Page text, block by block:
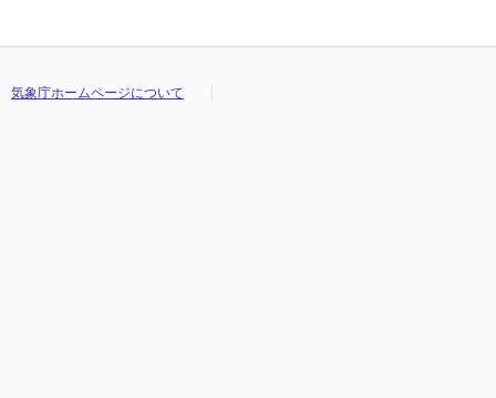
気象庁ホームページについて